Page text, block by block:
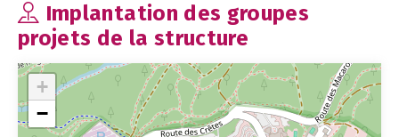
Implantation des groupes
projets de la structure
+
−